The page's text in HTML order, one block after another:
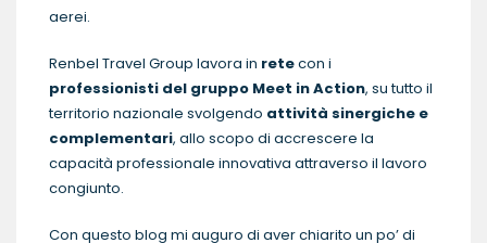
aerei.
Renbel Travel Group lavora in retecon i
professionisti del gruppo Meet in Action, su tutto il
territorio nazionale svolgendo attività sinergiche e
complementari, allo scopo di accrescere la
capacità professionale innovativa attraverso il lavoro
congiunto.
Con questo blog mi auguro di aver chiarito un po’ di